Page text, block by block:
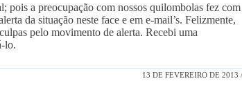
pois a preocupação com nossos quilombolas fez com
da situação neste face e em e-mail’s. Felizmente,
pelo movimento de alerta. Recebi uma
lo.
13 DE FEVEREIRO DE 2013